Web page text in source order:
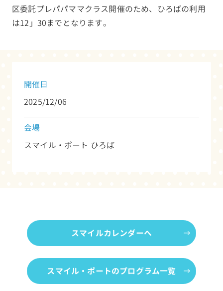
区委託プレパパママクラス開催のため、ひろばの利用
は12」30までとなります。
開催日
2025/12/06
会場
スマイル・ポート ひろば
スマイルカレンダーへ
スマイル・ポートのプログラム一覧